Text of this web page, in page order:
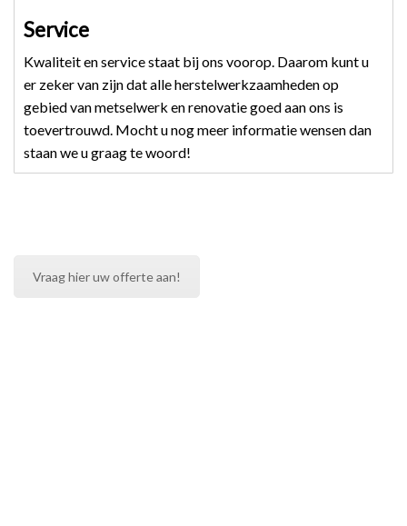
Service
Kwaliteit en service staat bij ons voorop. Daarom kunt u
er zeker van zijn dat alle herstelwerkzaamheden op
gebied van metselwerk en renovatie goed aan ons is
toevertrouwd. Mocht u nog meer informatie wensen dan
staan we u graag te woord!
Vraag hier uw offerte aan!